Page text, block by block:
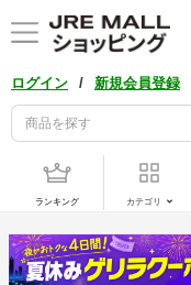
ログイン / 新規会員登録
ランキング カテゴリ